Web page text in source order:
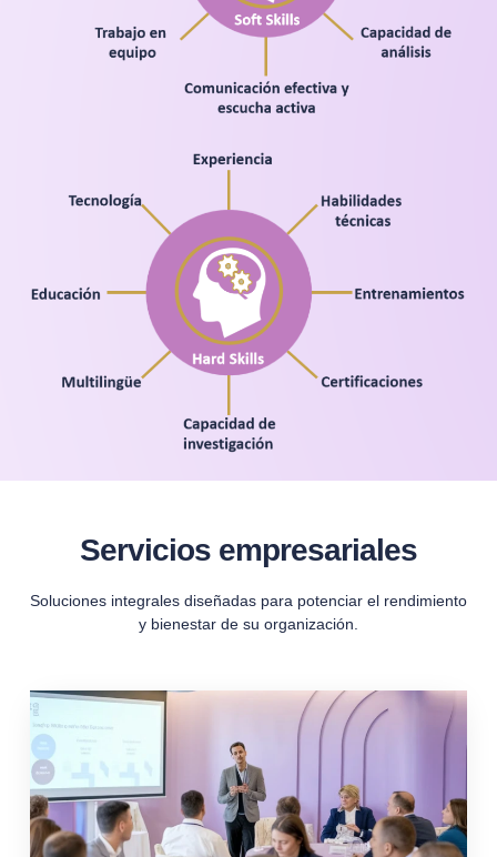
Servicios empresariales
Soluciones integrales diseñadas para potenciar el rendimiento
y bienestar de su organización.